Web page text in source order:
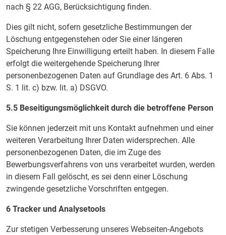
nach § 22 AGG, Berücksichtigung finden.
Dies gilt nicht, sofern gesetzliche Bestimmungen der
Löschung entgegenstehen oder Sie einer längeren
Speicherung Ihre Einwilligung erteilt haben. In diesem Falle
erfolgt die weitergehende Speicherung Ihrer
personenbezogenen Daten auf Grundlage des Art. 6 Abs. 1
S. 1 lit. c) bzw. lit. a) DSGVO.
5.5 Beseitigungsmöglichkeit durch die betroffene Person
Sie können jederzeit mit uns Kontakt aufnehmen und einer
weiteren Verarbeitung Ihrer Daten widersprechen. Alle
personenbezogenen Daten, die im Zuge des
Bewerbungsverfahrens von uns verarbeitet wurden, werden
in diesem Fall gelöscht, es sei denn einer Löschung
zwingende gesetzliche Vorschriften entgegen.
6 Tracker und Analysetools
Zur stetigen Verbesserung unseres Webseiten-Angebots